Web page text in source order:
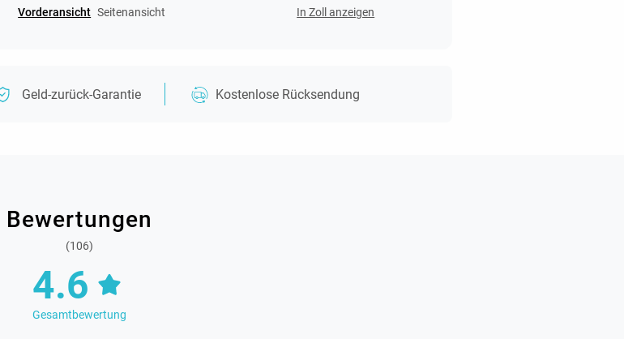
Vorderansicht Seitenansicht In Zoll anzeigen
Geld-zurück-Garantie Kostenlose Rücksendung
Bewertungen
(106)
4.6
Gesamtbewertung